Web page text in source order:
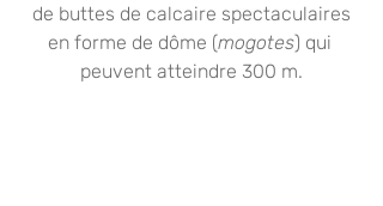
de buttes de calcaire spectaculaires
en forme de dôme (mogotes) qui
peuvent atteindre 300 m.